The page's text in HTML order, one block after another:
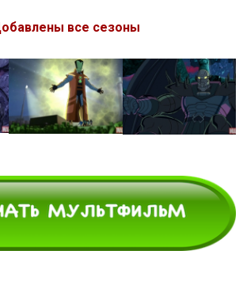
все сезоны